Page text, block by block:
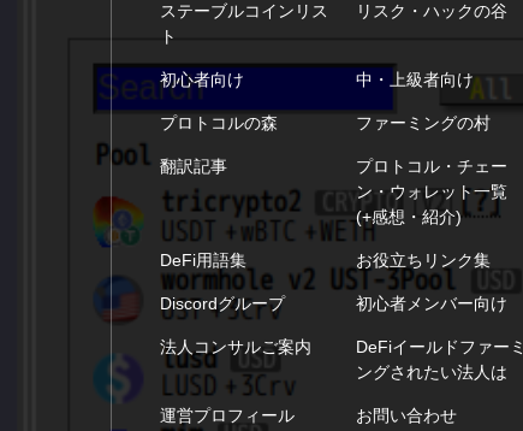
ステーブルコインリス
ト
リスク・ハックの谷
初心者向け 中・上級者向け
プロトコルの森 ファーミングの村
翻訳記事
プロトコル・チェー
ン・ウォレット一覧
(+感想・紹介)
DeFi用語集 お役立ちリンク集
Discordグループ 初心者メンバー向け
法人コンサルご案内
DeFiイールドファーミ
ングされたい法人は
運営プロフィール お問い合わせ